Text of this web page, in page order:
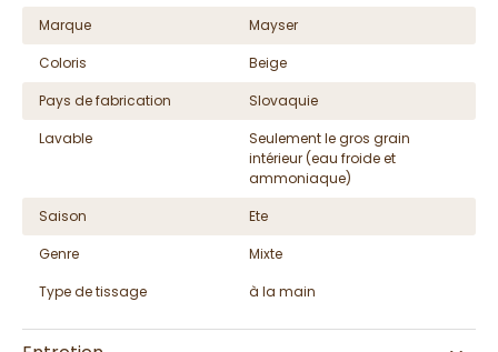
Marque
Mayser
Coloris
Beige
Pays de fabrication
Slovaquie
Lavable
Seulement le gros grain
intérieur (eau froide et
ammoniaque)
Saison
Ete
Genre
Mixte
Type de tissage
à la main